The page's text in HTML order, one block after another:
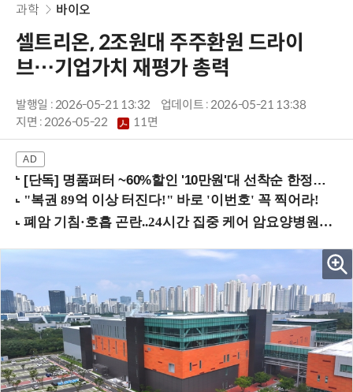
과학 바이오
셀트리온, 2조원대 주주환원 드라이
브…기업가치 재평가 총력
발행일 : 2026-05-21 13:32
업데이트 : 2026-05-21 13:38
지면 :2026-05-22 11면
[단독] 명품퍼터 ~60%할인 '10만원'대 선착순 한정판매!